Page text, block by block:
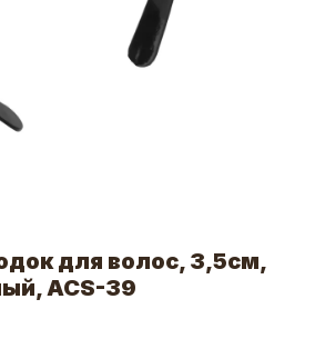
для волос, 3,5см,
ACS-39